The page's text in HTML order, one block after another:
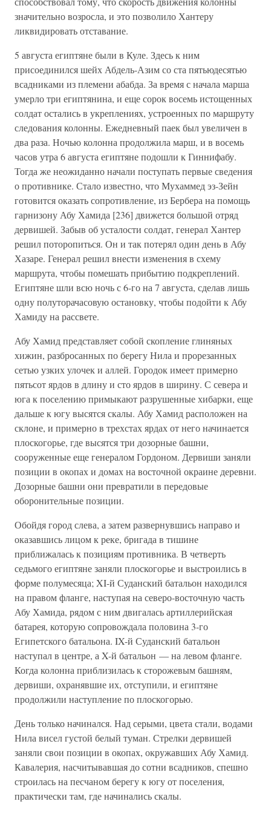
значительно возросла, и это позволило Хантеру
ликвидировать отставание.
5 августа египтяне были в Куле. Здесь к ним
присоединился шейх Абдель-Азим со ста пятьюдесятью
всадниками из племени абабда. За время с начала марша
умерло три египтянина, и еще сорок восемь истощенных
солдат остались в укреплениях, устроенных по маршруту
следования колонны. Ежедневный паек был увеличен в
два раза. Ночью колонна продолжила марш, и в восемь
часов утра 6 августа египтяне подошли к Гиннифабу.
Тогда же неожиданно начали поступать первые сведения
о противнике. Стало известно, что Мухаммед эз-Зейн
готовится оказать сопротивление, из Бербера на помощь
гарнизону Абу Хамида [236] движется большой отряд
дервишей. Забыв об усталости солдат, генерал Хантер
решил поторопиться. Он и так потерял один день в Абу
Хазаре. Генерал решил внести изменения в схему
маршрута, чтобы помешать прибытию подкреплений.
Египтяне шли всю ночь с 6-го на 7 августа, сделав лишь
одну полуторачасовую остановку, чтобы подойти к Абу
Хамиду на рассвете.
Абу Хамид представляет собой скопление глиняных
хижин, разбросанных по берегу Нила и прорезанных
сетью узких улочек и аллей. Городок имеет примерно
пятьсот ярдов в длину и сто ярдов в ширину. С севера и
юга к поселению примыкают разрушенные хибарки, еще
дальше к югу высятся скалы. Абу Хамид расположен на
склоне, и примерно в трехстах ярдах от него начинается
плоскогорье, где высятся три дозорные башни,
сооруженные еще генералом Гордоном. Дервиши заняли
позиции в окопах и домах на восточной окраине деревни.
Дозорные башни они превратили в передовые
оборонительные позиции.
Обойдя город слева, а затем развернувшись направо и
оказавшись лицом к реке, бригада в тишине
приближалась к позициям противника. В четверть
седьмого египтяне заняли плоскогорье и выстроились в
форме полумесяца; XI-й Суданский батальон находился
на правом фланге, наступая на северо-восточную часть
Абу Хамида, рядом с ним двигалась артиллерийская
батарея, которую сопровождала половина 3-го
Египетского батальона. IX-й Суданский батальон
наступал в центре, а X-й батальон — на левом фланге.
Когда колонна приблизилась к сторожевым башням,
дервиши, охранявшие их, отступили, и египтяне
продолжили наступление по плоскогорью.
День только начинался. Над серыми, цвета стали, водами
Нила висел густой белый туман. Стрелки дервишей
заняли свои позиции в окопах, окружавших Абу Хамид.
Кавалерия, насчитывавшая до сотни всадников, спешно
строилась на песчаном берегу к югу от поселения,
практически там, где начинались скалы.